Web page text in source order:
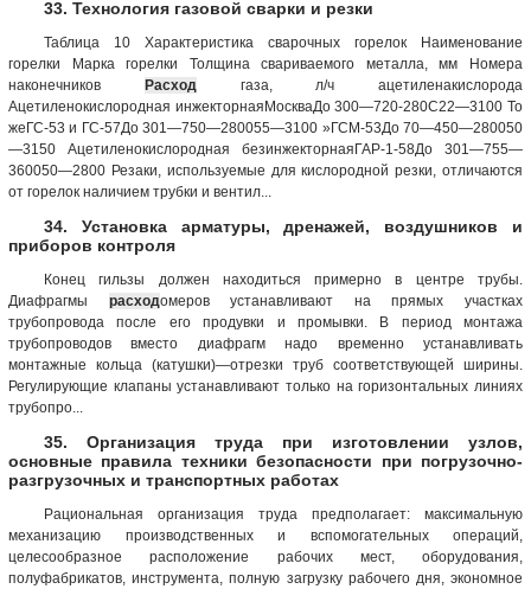
33. Технология газовой сварки и резки
Таблица 10 Характеристика сварочных горелок Наименование
горелки Марка горелки Толщина свариваемого металла, мм Номера
наконечников Расход газа, л/ч ацетиленакислорода
Ацетиленокислородная инжекторнаяМоскваДо 300—720-280С22—3100 То
жеГС-53 и ГС-57До 301—750—280055—3100 »ГСМ-53До 70—450—280050
—3150 Ацетиленокислородная безинжекторнаяГАР-1-58До 301—755—
360050—2800 Резаки, используемые для кислородной резки, отличаются
от горелок наличием трубки и вентил...
34. Установка арматуры, дренажей, воздушников и
приборов контроля
Конец гильзы должен находиться примерно в центре трубы.
Диафрагмы расходомеров устанавливают на прямых участках
трубопровода после его продувки и промывки. В период монтажа
трубопроводов вместо диафрагм надо временно устанавливать
монтажные кольца (катушки)—отрезки труб соответствующей ширины.
Регулирующие клапаны устанавливают только на горизонтальных линиях
трубопро...
35. Организация труда при изготовлении узлов,
основные правила техники безопасности при погрузочно-
разгрузочных и транспортных работах
Рациональная организация труда предполагает: максимальную
механизацию производственных и вспомогательных операций,
целесообразное расположение рабочих мест, оборудования,
полуфабрикатов, инструмента, полную загрузку рабочего дня, экономное